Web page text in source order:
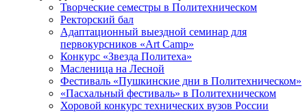
Творческие семестры в Политехническом
Ректорский бал
Адаптационный выездной семинар для
первокурсников «Art Camp»
Конкурс «Звезда Политеха»
Масленица на Лесной
Фестиваль «Пушкинские дни в Политехническом»
«Пасхальный фестиваль» в Политехническом
Хоровой конкурс технических вузов России